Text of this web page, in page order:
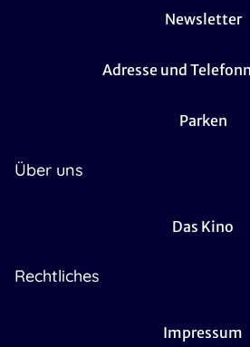
Newsletter
Adresse und
Parken
Über uns
Das Kino
Rechtliches
Impressum